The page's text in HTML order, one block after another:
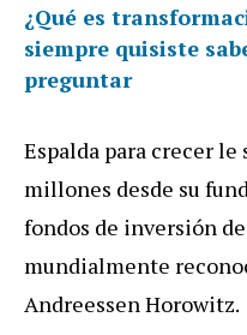
¿Qué es
siempre quisiste
preguntar
Espalda para crecerle
millones desde su
fondos de inversión de
mundialmente
Andreessen Horowitz.